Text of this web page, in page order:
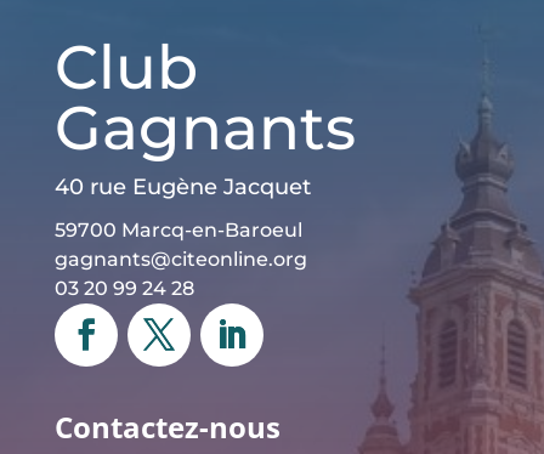
Club
Gagnants
40 rue Eugène Jacquet
59700 Marcq-en-Baroeul
gagnants@citeonline.org
03 20 99 24 28
Contactez-nous